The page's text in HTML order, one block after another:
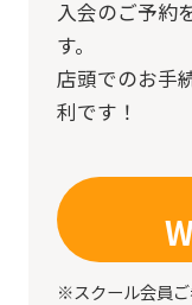
入会のご予約
す。
店頭でのお手
利です！
※スクール会員